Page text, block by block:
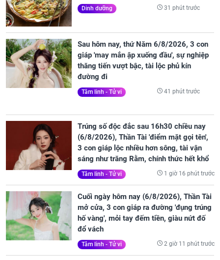
Dinh dưỡng 31 phút trước
Sau hôm nay, thứ Năm 6/8/2026, 3 con
giáp 'may mắn ập xuống đầu', sự nghiệp
thăng tiến vượt bậc, tài lộc phủ kín
đường đi
Tâm linh - Tử vi 41 phút trước
Trúng số độc đắc sau 16h30 chiều nay
(6/8/2026), Thần Tài 'điểm mặt gọi tên',
3 con giáp lộc nhiều hơn sông, tài vận
sáng như trăng Rằm, chính thức hết khổ
Tâm linh - Tử vi 1 giờ 16 phút trước
Cuối ngày hôm nay (6/8/2026), Thần Tài
mở cửa, 3 con giáp ra đường 'đụng trúng
hố vàng', mỏi tay đếm tiền, giàu nứt đố
đổ vách
Tâm linh - Tử vi 2 giờ 11 phút trước